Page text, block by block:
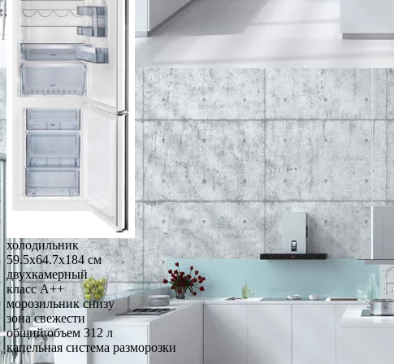
холодильник
59.5x64.7x184 см
двухкамерный
класс A++
морозильник снизу
зона свежести
общий объем 312 л
капельная система разморозки